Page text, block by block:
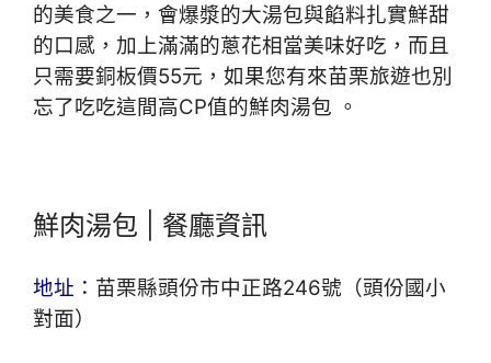
的美食之一，會爆漿的大湯包與餡料扎實鮮甜
的口感 ，加上滿滿的蔥花相當美味好吃 ，而且
只需要銅板價55元 ，如果您有來苗栗旅遊也別
忘了吃吃這間高CP值的鮮肉湯包 。
鮮肉湯包 | 餐廳資訊
地址： 苗栗縣頭份市中正路246號（頭份國小
對面）